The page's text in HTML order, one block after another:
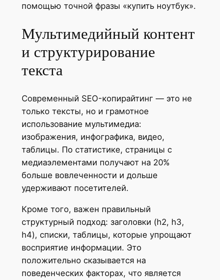
помощью точной фразы «купить ноутбук».
Мультимедийный контент
и структурирование
текста
Современный SEO-копирайтинг — это не
только тексты, но и грамотное
использование мультимедиа:
изображения, инфографика, видео,
таблицы. По статистике, страницы с
медиаэлементами получают на 20%
больше вовлеченности и дольше
удерживают посетителей.
Кроме того, важен правильный
структурный подход: заголовки (h2, h3,
h4), списки, таблицы, которые упрощают
восприятие информации. Это
положительно сказывается на
поведенческих факторах, что является